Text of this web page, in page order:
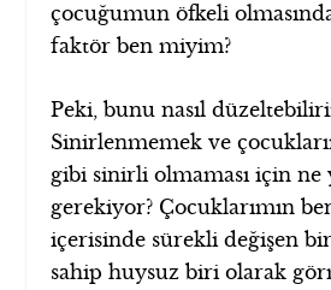
çocuğumun öfkeli
faktör ben miyim?
Peki, bunu nasıl
Sinirlenmemek ve
gibi sinirli olmaması için ne
gerekiyor? Çocuklarımın
içerisinde sürekli değişen
sahip huysuz biri olarak